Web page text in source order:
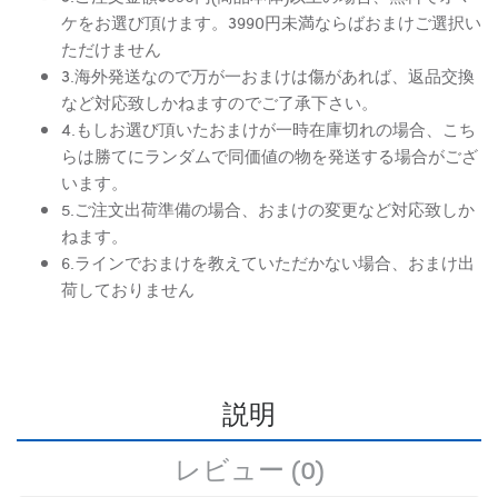
ケをお選び頂けます。3990円未満ならばおまけご選択い
ただけません
3.海外発送なので万が一おまけは傷があれば、返品交換
など対応致しかねますのでご了承下さい。
4.もしお選び頂いたおまけが一時在庫切れの場合、こち
らは勝てにランダムで同価値の物を発送する場合がござ
います。
5.ご注文出荷準備の場合、おまけの変更など対応致しか
ねます。
6.ラインでおまけを教えていただかない場合、おまけ出
荷しておりません
説明
レビュー (0)